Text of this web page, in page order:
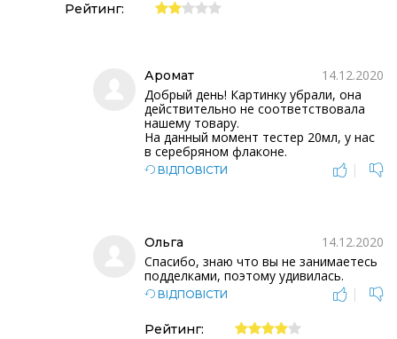
Рейтинг:
Аромат
14.12.2020
Добрый день! Картинку убрали, она
действительно не соответствовала
нашему товару.
На данный момент тестер 20мл, у нас
в серебряном флаконе.
ВІДПОВІСТИ |
Ольга
14.12.2020
Спасибо, знаю что вы не занимаетесь
подделками, поэтому удивилась.
ВІДПОВІСТИ |
Рейтинг: